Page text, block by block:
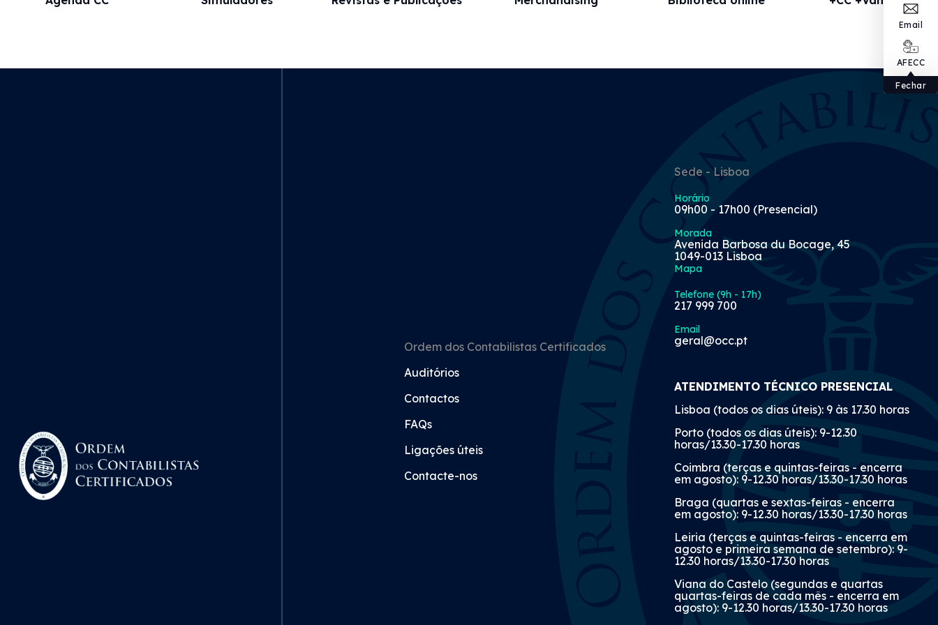
Email
AFECC
Fechar
Ordem dos Contabilistas Certificados
Auditórios
Contactos
FAQs
Ligações úteis
Contacte-nos
Sede - Lisboa
Horário
09h00 - 17h00 (Presencial)
Morada
Avenida Barbosa du Bocage, 45
1049-013 Lisboa
Mapa
Telefone (9h - 17h)
217 999 700
Email
geral@occ.pt
ATENDIMENTO TÉCNICO PRESENCIAL
Lisboa (todos os dias úteis): 9 às 17.30 horas
Porto (todos os dias úteis): 9-12.30
horas/13.30-17.30 horas
Coimbra (terças e quintas-feiras - encerra
em agosto): 9-12.30 horas/13.30-17.30 horas
Braga (quartas e sextas-feiras - encerra
em agosto): 9-12.30 horas/13.30-17.30 horas
Leiria (terças e quintas-feiras - encerra em
agosto e primeira semana de setembro): 9-
12.30 horas/13.30-17.30 horas
Viana do Castelo (segundas e quartas
quartas-feiras de cada mês - encerra em
agosto): 9-12.30 horas/13.30-17.30 horas